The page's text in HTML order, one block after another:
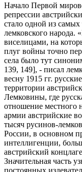
Начало Первой
репрессии
стало одной из
лемковского народа.
виселицами, на
плуг войны точно
села было тут
139, 149], - писал
весну 1915 гг.
территории
Лемковины, где
отношение местного
армии австрийские
тысяч русинов-
России, в основном
интеллигенции,
австрийский
Значительная часть
постоянных